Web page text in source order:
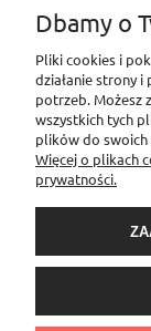
Sklep
Dbamy o
Pliki cookies i
działanie strony
potrzeb. Możesz
wszystkich tych
plików do
Więcej o plikach
prywatności.